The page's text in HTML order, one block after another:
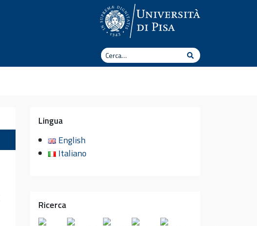
Cerca
Cerca
Lingua
English
Italiano
Ricerca